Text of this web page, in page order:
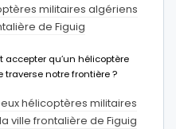
militaires algériens
de Figuig
accepter qu’un hélicoptère
traverse notre frontière ?
hélicoptères militaires
ville frontalière de Figuig